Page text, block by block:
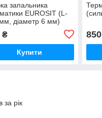
запальника
EUROSIT (L-
діаметр 6 мм)
₴
Купити
850
за рік